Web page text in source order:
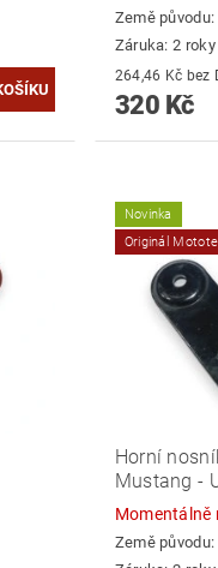
Země původu:
Záruka: 2 roky
264,46
320 Kč
Novinka
Originál
Horní
Mustang -
Momentálně
Země původu: